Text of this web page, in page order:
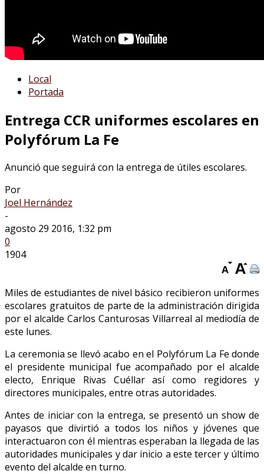
Local
Portada
Entrega CCR uniformes escolares en
Polyfórum La Fe
Anunció que seguirá con la entrega de útiles escolares.
Por
Joel Hernández
-
agosto 29 2016, 1:32 pm
0
1904
Miles de estudiantes de nivel básico recibieron uniformes
escolares gratuitos de parte de la administración dirigida
por el alcalde Carlos Canturosas Villarreal al mediodía de
este lunes.
La ceremonia se llevó acabo en el Polyfórum La Fe donde
el presidente municipal fue acompañado por el alcalde
electo, Enrique Rivas Cuéllar así como regidores y
directores municipales, entre otras autoridades.
Antes de iniciar con la entrega, se presentó un show de
payasos que divirtió a todos los niños y jóvenes que
interactuaron con él mientras esperaban la llegada de las
autoridades municipales y dar inicio a este tercer y último
evento del alcalde en turno.